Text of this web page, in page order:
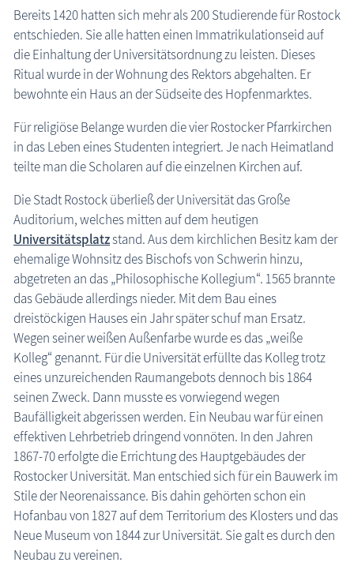
Bereits 1420 hatten sich mehr als 200 Studierende für Rostock
entschieden. Sie alle hatten einen Immatrikulationseid auf
die Einhaltung der Universitätsordnung zu leisten. Dieses
Ritual wurde in der Wohnung des Rektors abgehalten. Er
bewohnte ein Haus an der Südseite des Hopfenmarktes.
Für religiöse Belange wurden die vier Rostocker Pfarrkirchen
in das Leben eines Studenten integriert. Je nach Heimatland
teilte man die Scholaren auf die einzelnen Kirchen auf.
Die Stadt Rostock überließ der Universität das Große
Auditorium, welches mitten auf dem heutigen
Universitätsplatzstand. Aus dem kirchlichen Besitz kam der
ehemalige Wohnsitz des Bischofs von Schwerin hinzu,
abgetreten an das „Philosophische Kollegium“. 1565 brannte
das Gebäude allerdings nieder. Mit dem Bau eines
dreistöckigen Hauses ein Jahr später schuf man Ersatz.
Wegen seiner weißen Außenfarbe wurde es das „weiße
Kolleg“ genannt. Für die Universität erfüllte das Kolleg trotz
eines unzureichenden Raumangebots dennoch bis 1864
seinen Zweck. Dann musste es vorwiegend wegen
Baufälligkeit abgerissen werden. Ein Neubau war für einen
effektiven Lehrbetrieb dringend vonnöten. In den Jahren
1867-70 erfolgte die Errichtung des Hauptgebäudes der
Rostocker Universität. Man entschied sich für ein Bauwerk im
Stile der Neorenaissance. Bis dahin gehörten schon ein
Hofanbau von 1827 auf dem Territorium des Klosters und das
Neue Museum von 1844 zur Universität. Sie galt es durch den
Neubau zu vereinen.